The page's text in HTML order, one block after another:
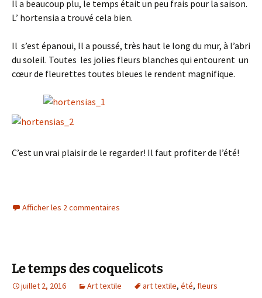
Il a beaucoup plu, le temps était un peu frais pour la saison.
L’ hortensia a trouvé cela bien.
Il s’est épanoui, Il a poussé, très haut le long du mur, à l’abri
du soleil. Toutes les jolies fleurs blanches qui entourent un
cœur de fleurettes toutes bleues le rendent magnifique.
C’est un vrai plaisir de le regarder! Il faut profiter de l’été!
Afficher les 2 commentaires
Le temps des coquelicots
juillet 2, 2016 Art textile art textile, été, fleurs